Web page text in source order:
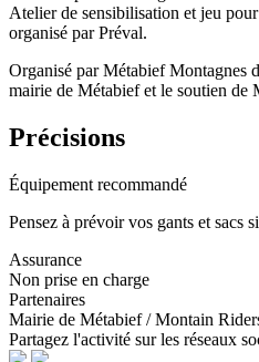
Atelier de sensibilisation et jeu
organisé par Préval.
Organisé par Métabief Montagnes
mairie de Métabief et le soutien de
Précisions
Équipement recommandé
Pensez à prévoir vos gants et sacs
Assurance
Non prise en charge
Partenaires
Mairie de Métabief / Montain
Partagez l'activité sur les réseaux